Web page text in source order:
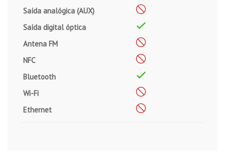
Saída analógica (AUX)
Saída digital óptica
Antena FM
NFC
Bluetooth
Wi-Fi
Ethernet